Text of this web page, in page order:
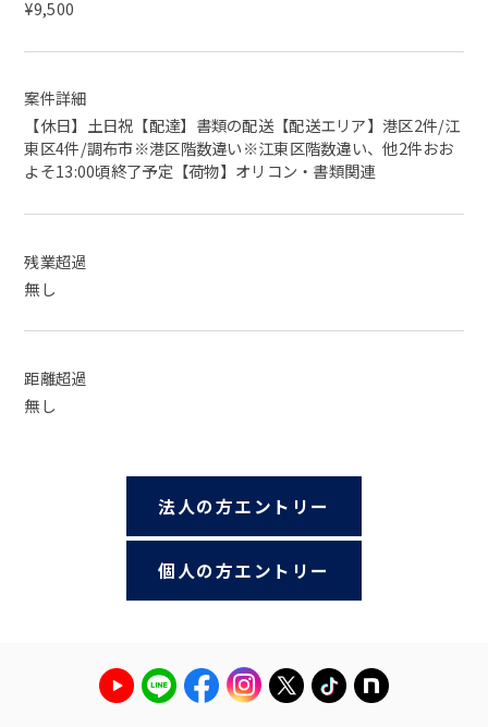
¥9,500
案件詳細
【休日】土日祝【配達】書類の配送【配送エリア】港区2件/江
東区4件/調布市※港区階数違い※江東区階数違い、他2件おお
よそ13:00頃終了予定【荷物】オリコン・書類関連
残業超過
無し
距離超過
無し
法人の方エントリー
個人の方エントリー